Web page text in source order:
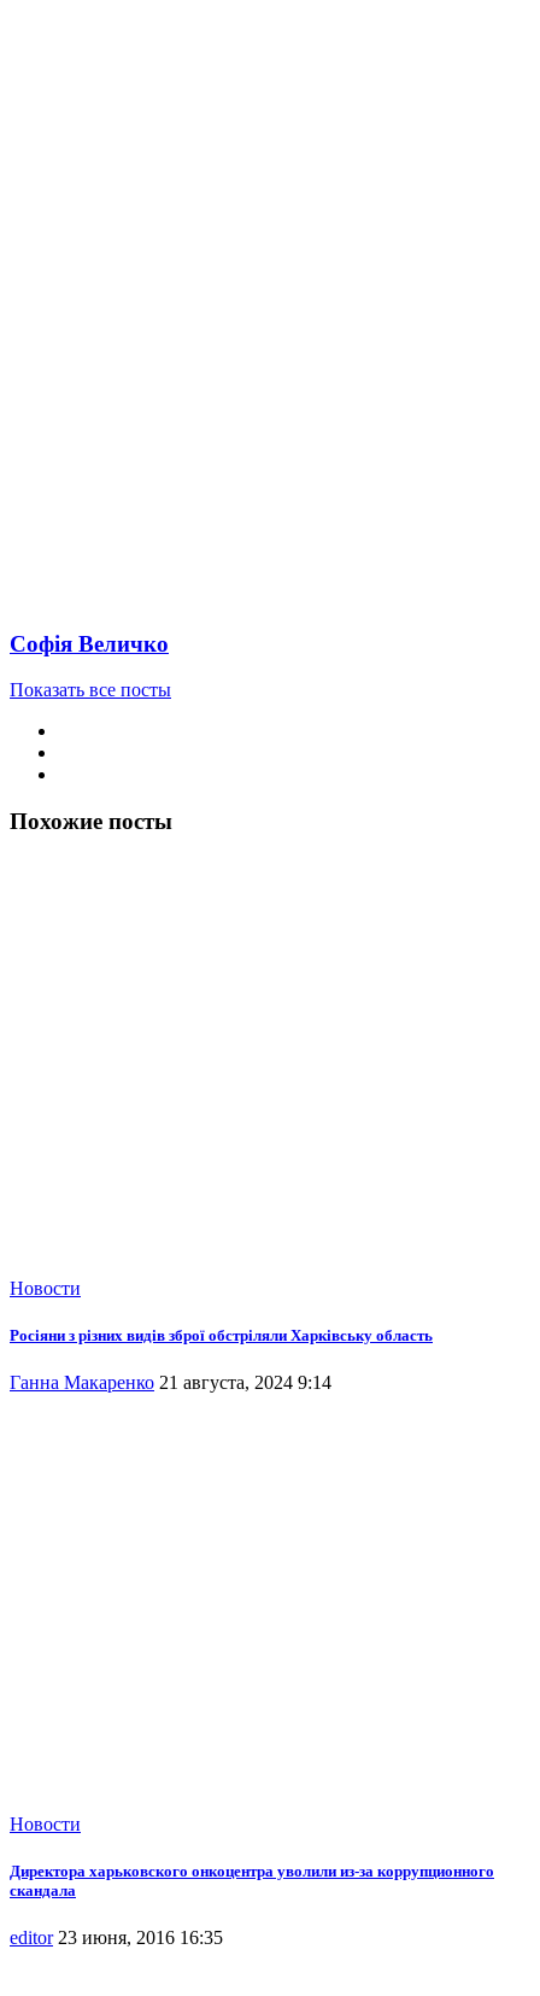
Софія Величко
Показать все посты
Похожие посты
Новости
Росіяни з різних видів зброї обстріляли Харківську область
Ганна Макаренко 21 августа, 2024 9:14
Новости
Директора харьковского онкоцентра уволили из-за коррупционного
скандала
editor 23 июня, 2016 16:35